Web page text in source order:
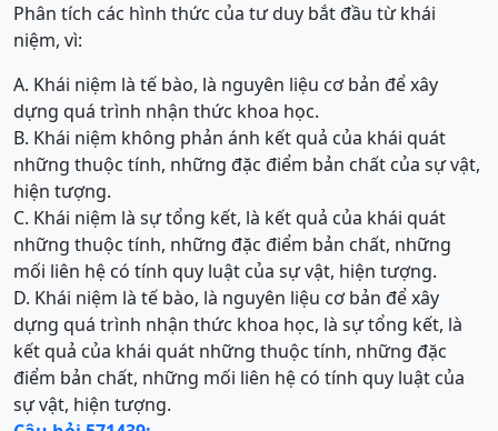
Phân tích các hình thức của tư duy bắt đầu từ khái
niệm, vì:
A. Khái niệm là tế bào, là nguyên liệu cơ bản để xây
dựng quá trình nhận thức khoa học.
B. Khái niệm không phản ánh kết quả của khái quát
những thuộc tính, những đặc điểm bản chất của sự vật,
hiện tượng.
C. Khái niệm là sự tổng kết, là kết quả của khái quát
những thuộc tính, những đặc điểm bản chất, những
mối liên hệ có tính quy luật của sự vật, hiện tượng.
D. Khái niệm là tế bào, là nguyên liệu cơ bản để xây
dựng quá trình nhận thức khoa học, là sự tổng kết, là
kết quả của khái quát những thuộc tính, những đặc
điểm bản chất, những mối liên hệ có tính quy luật của
sự vật, hiện tượng.